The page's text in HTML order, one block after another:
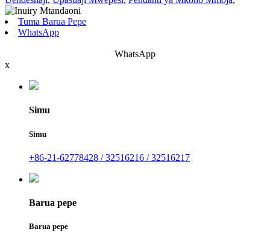
Tuma Barua Pepe
WhatsApp
WhatsApp
x
Simu
Simu
+86-21-62778428 / 32516216 / 32516217
Barua pepe
Barua pepe